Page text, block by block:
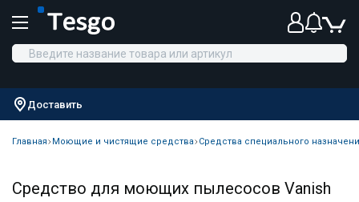
Доставить
Главная Моющие и чистящие средства Средства специального
Средство для моющих пылесосов Vanish